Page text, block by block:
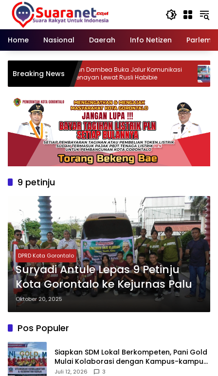
Langsung
konten
Home
Nasional Daerah Info Netizen
Breaking News
Rusli
‎Adhan Dambea Buka Jalur Komunikasi
ke Senayan Lewat Rusli Habibie
9 petinju
DPRD Kota Gorontalo
Suryadi Antule Lepas 9 Petinju
Kota Gorontalo ke Kejurnas Palu
Oktober 20, 2025
Pos Populer
‎Siapkan SDM Lokal Berkompeten, Pani Gold
Mulai Kolaborasi dengan Kampus-kampus
di Gorontalo
Juli 12, 2026 3